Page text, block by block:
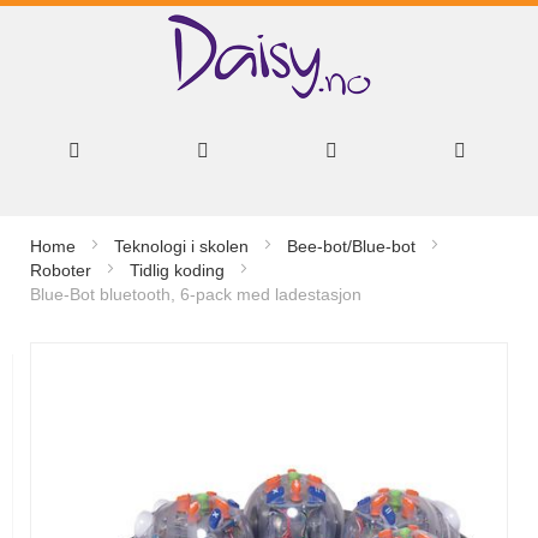
innhold
Home Teknologi i skolen
Bee-bot/Blue-bot
Roboter
Tidlig koding
Blue-Bot bluetooth, 6-pack med ladestasjon